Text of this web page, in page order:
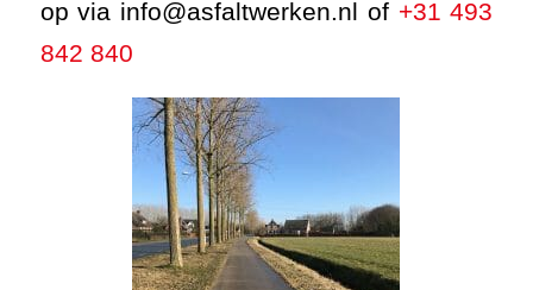
op via info@asfaltwerken.nl of +31 493
842 840